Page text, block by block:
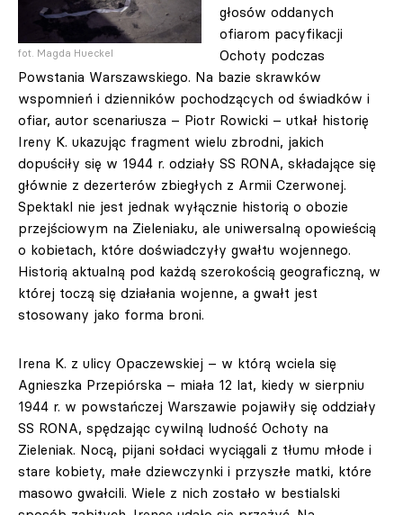
fot. Magda Hueckel
głosów oddanych
ofiarom pacyfikacji
Ochoty podczas
Powstania Warszawskiego. Na bazie skrawków
wspomnień i dzienników pochodzących od świadków i
ofiar, autor scenariusza – Piotr Rowicki – utkał historię
Ireny K. ukazując fragment wielu zbrodni, jakich
dopuściły się w 1944 r. odziały SS RONA, składające się
głównie z dezerterów zbiegłych z Armii Czerwonej.
Spektakl nie jest jednak wyłącznie historią o obozie
przejściowym na Zieleniaku, ale uniwersalną opowieścią
o kobietach, które doświadczyły gwałtu wojennego.
Historią aktualną pod każdą szerokością geograficzną, w
której toczą się działania wojenne, a gwałt jest
stosowany jako forma broni.
Irena K. z ulicy Opaczewskiej – w którą wciela się
Agnieszka Przepiórska – miała 12 lat, kiedy w sierpniu
1944 r. w powstańczej Warszawie pojawiły się oddziały
SS RONA, spędzając cywilną ludność Ochoty na
Zieleniak. Nocą, pijani sołdaci wyciągali z tłumu młode i
stare kobiety, małe dziewczynki i przyszłe matki, które
masowo gwałcili. Wiele z nich zostało w bestialski